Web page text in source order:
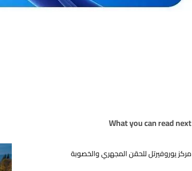
What you can read next
مركز يوروفيرتل للحقن المجهري والخصوبة